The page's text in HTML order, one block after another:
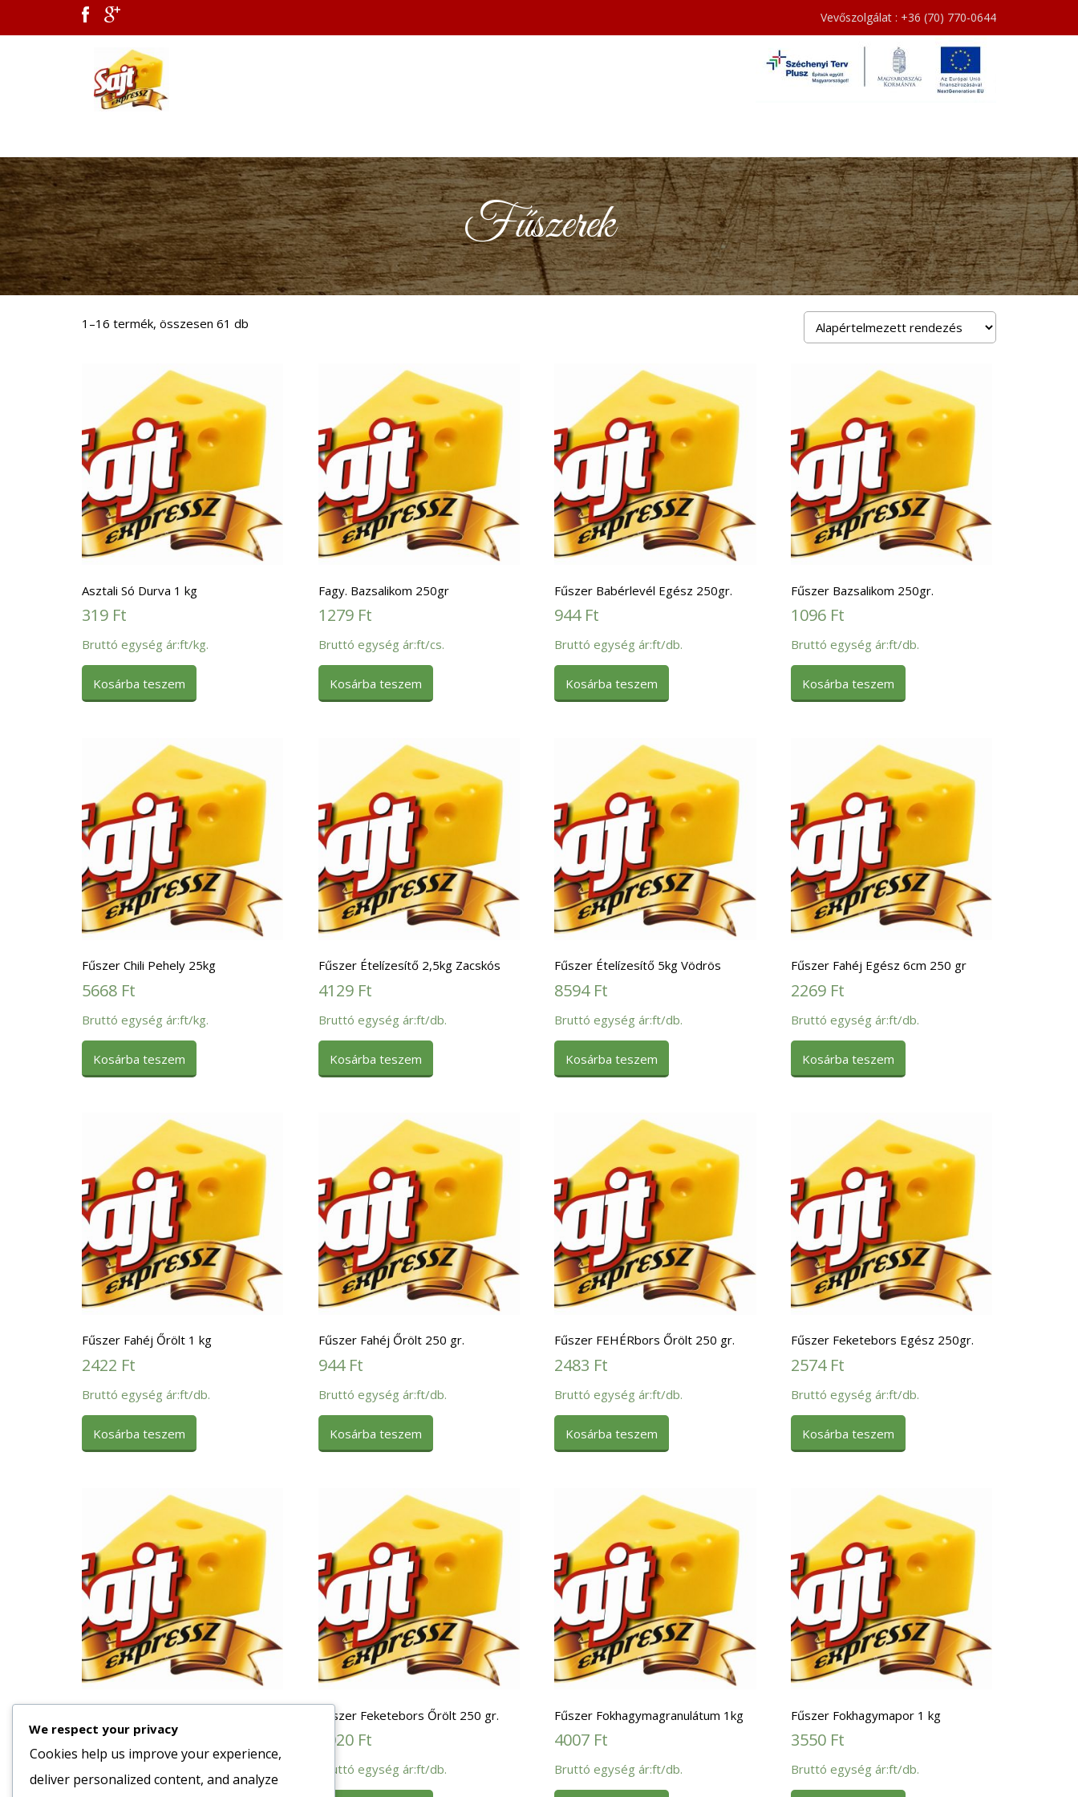
Vevőszolgálat : +36 (70) 770-0644
Fűszerek
1–16 termék, összesen 61 db
Asztali Só Durva 1 kg
319 Ft
Bruttó egység ár:ft/kg.
Kosárba teszem
Fagy. Bazsalikom 250gr
1279 Ft
Bruttó egység ár:ft/cs.
Kosárba teszem
Fűszer Babérlevél Egész 250gr.
944 Ft
Bruttó egység ár:ft/db.
Kosárba teszem
Fűszer Bazsalikom 250gr.
1096 Ft
Bruttó egység ár:ft/db.
Kosárba teszem
Fűszer Chili Pehely 25kg
5668 Ft
Bruttó egység ár:ft/kg.
Kosárba teszem
Fűszer Ételízesítő 2,5kg Zacskós
4129 Ft
Bruttó egység ár:ft/db.
Kosárba teszem
Fűszer Ételízesítő 5kg Vödrös
8594 Ft
Bruttó egység ár:ft/db.
Kosárba teszem
Fűszer Fahéj Egész 6cm 250 gr
2269 Ft
Bruttó egység ár:ft/db.
Kosárba teszem
Fűszer Fahéj Őrölt 1 kg
2422 Ft
Bruttó egység ár:ft/db.
Kosárba teszem
Fűszer Fahéj Őrölt 250 gr.
944 Ft
Bruttó egység ár:ft/db.
Kosárba teszem
Fűszer FEHÉRbors Őrölt 250 gr.
2483 Ft
Bruttó egység ár:ft/db.
Kosárba teszem
Fűszer Feketebors Egész 250gr.
2574 Ft
Bruttó egység ár:ft/db.
Kosárba teszem
3764Ft
Fűszer Feketebors Őrölt 250 gr.
1020 Ft
Bruttó egység ár:ft/db.
Fűszer Fokhagymagranulátum 1kg
4007 Ft
Bruttó egység ár:ft/db.
Fűszer Fokhagymapor 1 kg
3550 Ft
Bruttó egység ár:ft/db.
We respect your privacy
Cookies help us improve your experience,
deliver personalized content, and analyze